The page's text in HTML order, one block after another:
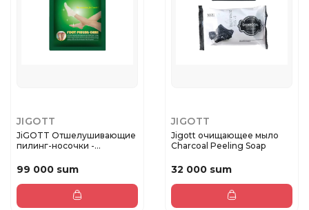
JIGOTT
JiGOTT Отшелушивающие
пилинг-носочки -
99 000 sum
JIGOTT
Jigott очищающее мыло
Charcoal Peeling Soap
32 000 sum